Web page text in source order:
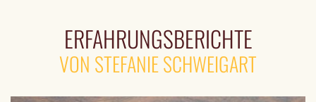
ERFAHRUNGSBERICHTE
VON STEFANIE SCHWEIGART